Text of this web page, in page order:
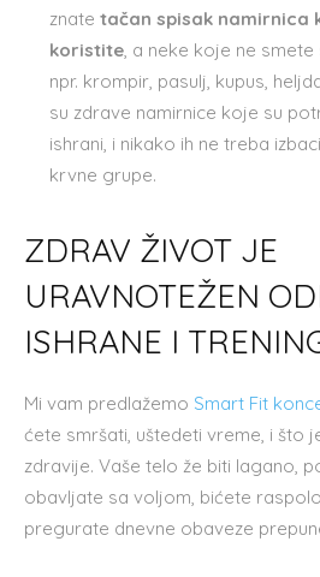
znate tačan spisak namirnica
koristite, a neke koje ne
npr. krompir, pasulj, kupus,
su zdrave namirnice koje su
ishrani, i nikako ih ne treba
krvne grupe.
ZDRAV ŽIVOT JE
URAVNOTEŽEN
ISHRANE I
Mi vam predlažemo Smart Fit
ćete smršati, uštedeti vreme, i što
zdravije. Vaše telo že biti lagano,
obavljate sa voljom, bićete
pregurate dnevne obaveze